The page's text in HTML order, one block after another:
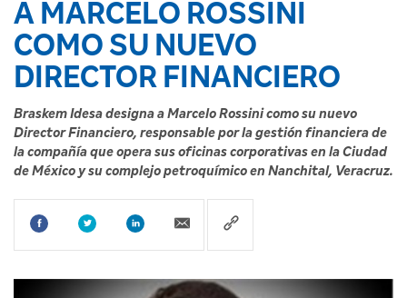
A MARCELO ROSSINI
COMO SU NUEVO
DIRECTOR FINANCIERO
Braskem Idesa designa a Marcelo Rossini como su nuevo
Director Financiero, responsable por la gestión financiera de
la compañía que opera sus oficinas corporativas en la Ciudad
de México y su complejo petroquímico en Nanchital, Veracruz.